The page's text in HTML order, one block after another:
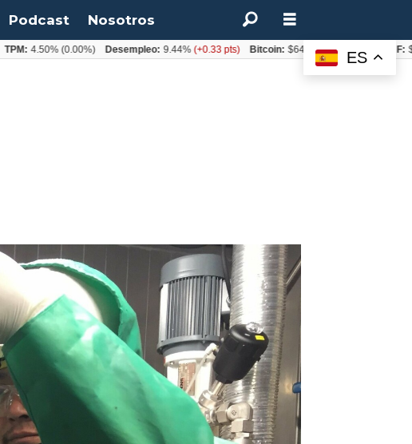
Podcast Nosotros
ES
4.50%(0.00%) Desempleo: 9.44%(+0.33 pts) Bitcoin: $64.600,08(+2.93%)